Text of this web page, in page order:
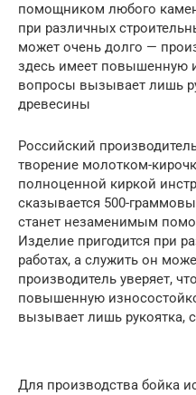
помощником любого
при различных
может очень долго —
здесь имеет повышенную
вопросы вызывает лишь
древесины
Российский
творение молотком-
полноценной киркой
сказывается 500-
станет незаменимым
Изделие пригодится при
работах, а служить он
производитель уверяет,
повышенную
вызывает лишь рукоятка,
Для производства бойка